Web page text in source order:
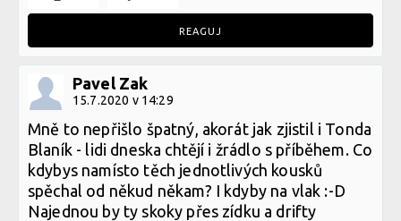
REAGUJ
Pavel Zak
15.7.2020 v 14:29
Mně to nepřišlo špatný, akorát jak zjistil i Tonda
Blaník - lidi dneska chtějí i žrádlo s příběhem. Co
kdybys namísto těch jednotlivých kousků
spěchal od někud někam? I kdyby na vlak :-D
Najednou by ty skoky přes zídku a drifty